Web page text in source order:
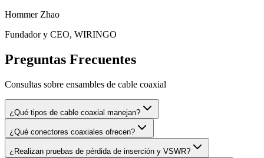
Hommer Zhao
Fundador y CEO, WIRINGO
Preguntas Frecuentes
Consultas sobre ensambles de cable coaxial
¿Qué tipos de cable coaxial manejan?
¿Qué conectores coaxiales ofrecen?
¿Realizan pruebas de pérdida de inserción y VSWR?